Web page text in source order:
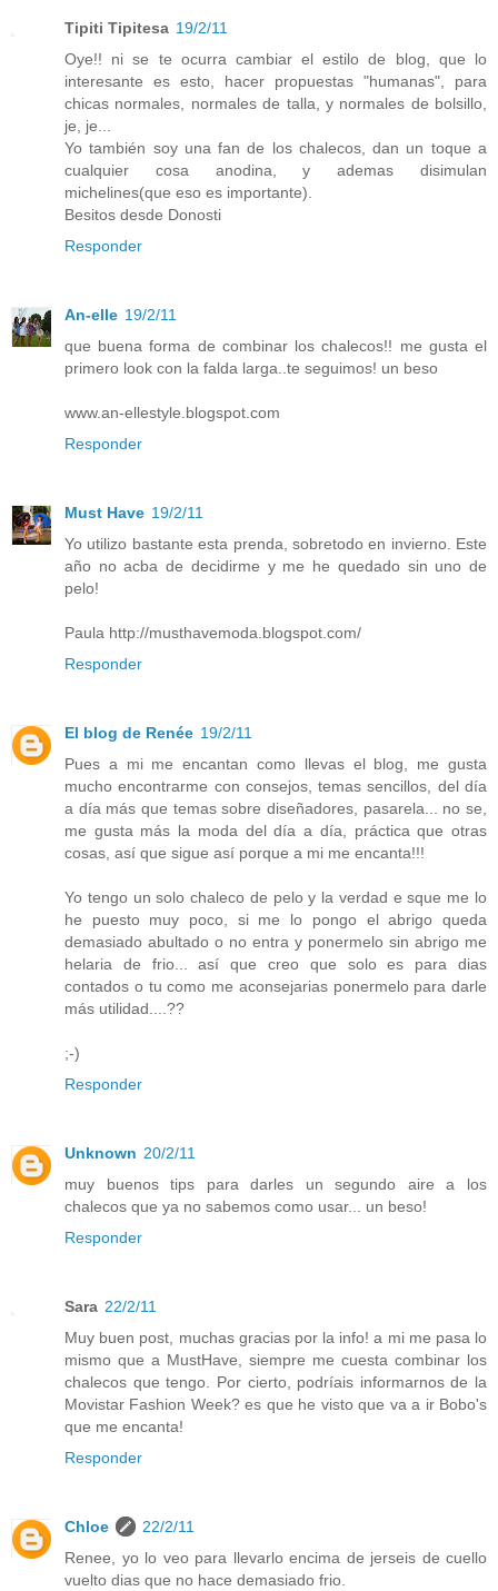
Tipiti Tipitesa 19/2/11
Oye!! ni se te ocurra cambiar el estilo de blog, que lo
interesante es esto, hacer propuestas "humanas", para
chicas normales, normales de talla, y normales de bolsillo,
je, je...
Yo también soy una fan de los chalecos, dan un toque a
cualquier cosa anodina, y ademas disimulan
michelines(que eso es importante).
Besitos desde Donosti
Responder
An-elle 19/2/11
que buena forma de combinar los chalecos!! me gusta el
primero look con la falda larga..te seguimos! un beso
www.an-ellestyle.blogspot.com
Responder
Must Have 19/2/11
Yo utilizo bastante esta prenda, sobretodo en invierno. Este
año no acba de decidirme y me he quedado sin uno de
pelo!
Paula http://musthavemoda.blogspot.com/
Responder
El blog de Renée 19/2/11
Pues a mi me encantan como llevas el blog, me gusta
mucho encontrarme con consejos, temas sencillos, del día
a día más que temas sobre diseñadores, pasarela... no se,
me gusta más la moda del día a día, práctica que otras
cosas, así que sigue así porque a mi me encanta!!!
Yo tengo un solo chaleco de pelo y la verdad e sque me lo
he puesto muy poco, si me lo pongo el abrigo queda
demasiado abultado o no entra y ponermelo sin abrigo me
helaria de frio... así que creo que solo es para dias
contados o tu como me aconsejarias ponermelo para darle
más utilidad....??
;-)
Responder
Unknown 20/2/11
muy buenos tips para darles un segundo aire a los
chalecos que ya no sabemos como usar... un beso!
Responder
Sara 22/2/11
Muy buen post, muchas gracias por la info! a mi me pasa lo
mismo que a MustHave, siempre me cuesta combinar los
chalecos que tengo. Por cierto, podríais informarnos de la
Movistar Fashion Week? es que he visto que va a ir Bobo's
que me encanta!
Responder
Chloe
22/2/11
Renee, yo lo veo para llevarlo encima de jerseis de cuello
vuelto dias que no hace demasiado frio.